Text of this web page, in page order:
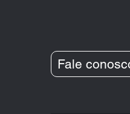
Fale